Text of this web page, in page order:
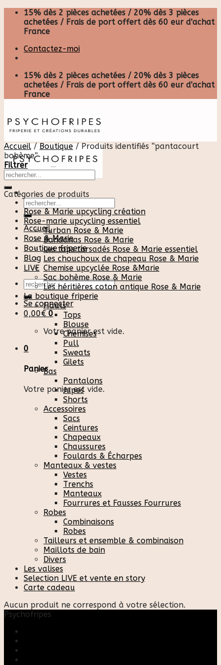
Skip
content
15% dès 2 pièces achetées / 20% dès 3 pièces
achetées / Frais de port offert dès 60 eur d'achat
France
Contactez-moi
15% dès 2 pièces achetées / 20% dès 3 pièces
achetées / Frais de port offert dès 60 eur d'achat
France
Recherche
pour :
Accueil
Rose & Marie
Boutique friperie
Blog
LIVE
Recherche
pour :
Se connecter
0,00€ 0
Votre panier est vide.
0
Panier
Votre panier est vide.
Accueil / Boutique /Produits identifiés “pantacourt
bohème”
Filtrer
Catégories de produits
Rose & Marie upcycling création
Rose-marie upcycling essentiel
Turban Rose & Marie
Bandanas Rose & Marie
Les tops torsadés Rose & Marie essentiel
Les chouchoux de chapeau Rose & Marie
Chemise upcyclée Rose &Marie
Sac bohème Rose & Marie
Les héritières coton antique Rose & Marie
La boutique friperie
Hauts
Tops
Blouse
Chemises
Pull
Sweats
Gilets
Bas
Pantalons
Jupes
Shorts
Accessoires
Sacs
Ceintures
Chapeaux
Chaussures
Foulards & Écharpes
Manteaux & vestes
Vestes
Trenchs
Manteaux
Fourrures et Fausses Fourrures
Robes
Combinaisons
Robes
Tailleurs et ensemble & combinaison
Maillots de bain
Divers
Les valises
Selection LIVE et vente en story
Carte cadeau
Aucun produit ne correspond à votre sélection.
Psychofripes